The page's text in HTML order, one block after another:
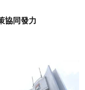
協同發力